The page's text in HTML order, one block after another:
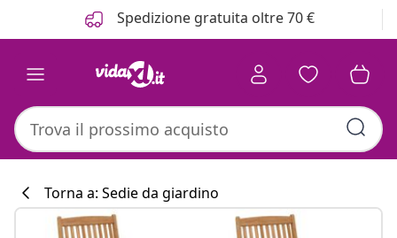
Spedizione gratuita oltre 70 €
Torna a: Sedie da giardino